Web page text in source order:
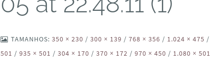
TAMANHOS:350 × 230 / 300 × 139 / 768 × 356 / 1.024 × 475 /
501 / 935 × 501 / 304 × 170 / 370 × 172 / 970 × 450 / 1.080 × 501